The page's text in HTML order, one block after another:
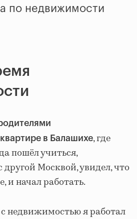
по недвижимости
в Балашихе, где
пошёл учиться,
другой Москвой, увидел, что
и начал работать.
недвижимостью я работал